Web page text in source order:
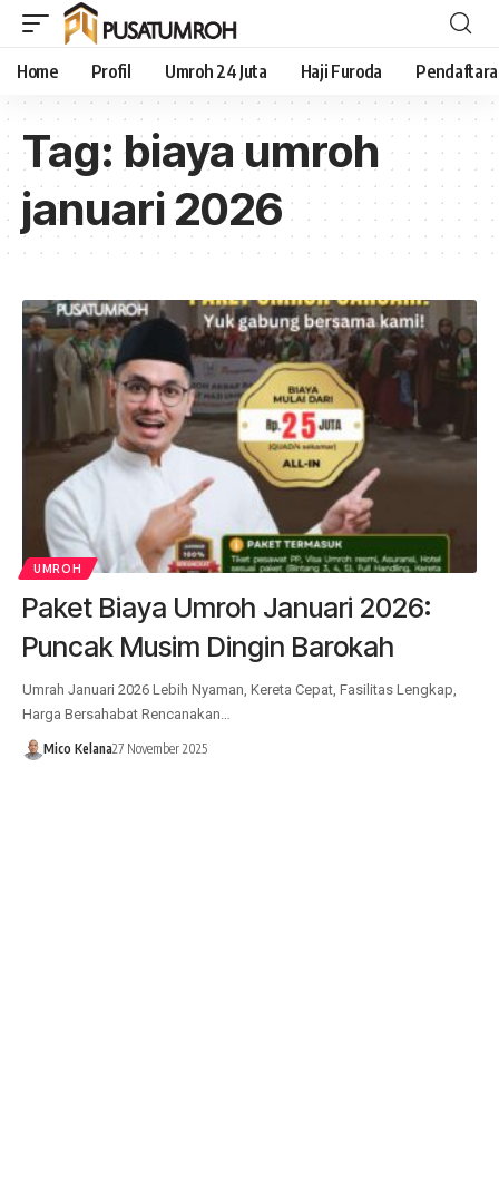
Home Profil Umroh 24 Juta Haji Furoda
Tag: biaya umroh
januari 2026
UMROH
Paket Biaya Umroh Januari 2026:
Puncak Musim Dingin Barokah
Umrah Januari 2026 Lebih Nyaman, Kereta Cepat, Fasilitas Lengkap,
Harga Bersahabat Rencanakan…
Mico Kelana27 November 2025